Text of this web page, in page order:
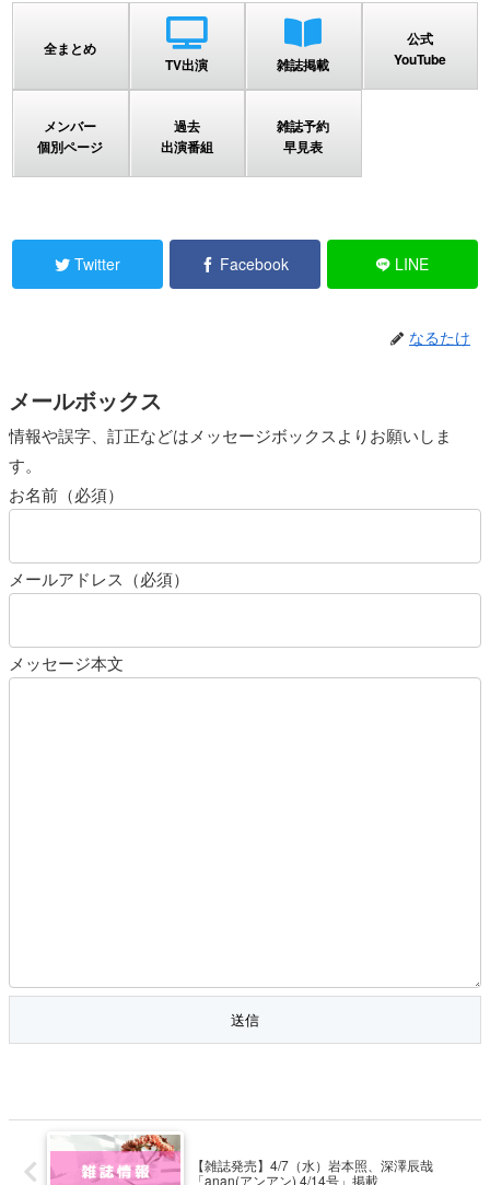
全まとめ
TV出演
雑誌掲載
公式
YouTube
メンバー
個別ページ
過去
出演番組
雑誌予約
早見表
Twitter Facebook LINE
なるたけ
メールボックス
情報や誤字、訂正などはメッセージボックスよりお願いしま
す。
お名前（必須）
メールアドレス（必須）
メッセージ本文
【雑誌発売】4/7（水）岩本照、深澤辰哉
「anan(アンアン) 4/14号」掲載